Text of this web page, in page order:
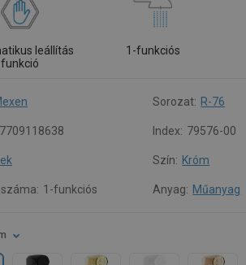
leállítás
funkció
1-funkciós
Sorozat: R-76
Index: 79576-00
Szín: Króm
1-funkciós Anyag: Műanyag